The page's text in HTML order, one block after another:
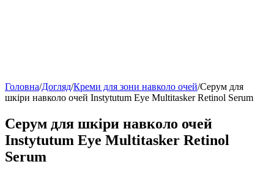
Головна/Догляд/Креми для зони навколо очей/Серум для
шкіри навколо очей Instytutum Eye Multitasker Retinol Serum
Серум для шкіри навколо очей
Instytutum Eye Multitasker Retinol
Serum